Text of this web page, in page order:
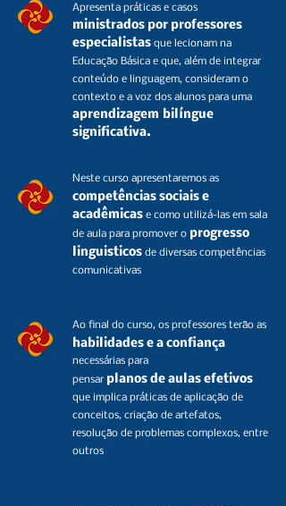
Apresenta práticas e casos
ministrados por professores
especialistas que lecionam na
Educação Básica e que, além de integrar
conteúdo e linguagem, consideram o
contexto e a voz dos alunos para uma
aprendizagem bilíngue
significativa.
Neste curso apresentaremos as
competências sociais e
acadêmicas e como utilizá-las em sala
de aula para promover o progresso
linguisticos de diversas competências
comunicativas
Ao final do curso, os professores terão as
habilidades e a confiança
necessárias para
pensar planos de aulas efetivos
que implica práticas de aplicação de
conceitos, criação de artefatos,
resolução de problemas complexos, entre
outros